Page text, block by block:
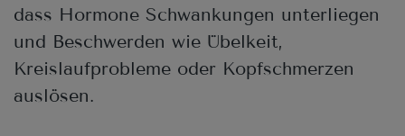
dass Hormone Schwankungen unterliegen
und Beschwerden wie Übelkeit,
Kreislaufprobleme oder Kopfschmerzen
auslösen.